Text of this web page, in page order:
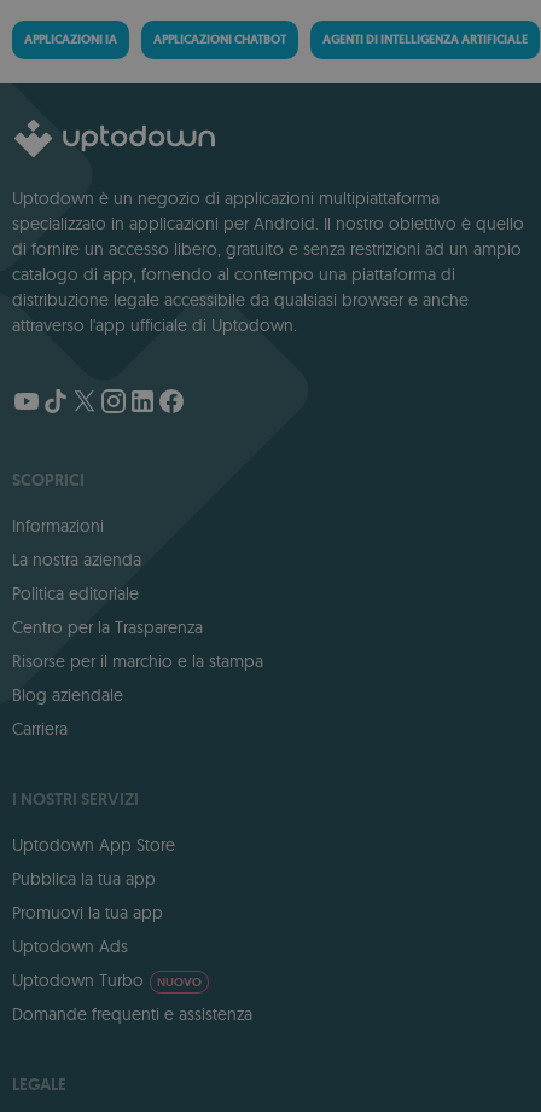
APPLICAZIONI IA APPLICAZIONI CHATBOT AGENTI DI INTELLIGENZA ARTIFICIALE
Uptodown è un negozio di applicazioni multipiattaforma
specializzato in applicazioni per Android. Il nostro obiettivo è quello
di fornire un accesso libero, gratuito e senza restrizioni ad un ampio
catalogo di app, fornendo al contempo una piattaforma di
distribuzione legale accessibile da qualsiasi browser e anche
attraverso l'app ufficiale di Uptodown.
SCOPRICI
Informazioni
La nostra azienda
Politica editoriale
Centro per la Trasparenza
Risorse per il marchio e la stampa
Blog aziendale
Carriera
I NOSTRI SERVIZI
Uptodown App Store
Pubblica la tua app
Promuovi la tua app
Uptodown Ads
Uptodown Turbo
NUOVO
Domande frequenti e assistenza
LEGALE